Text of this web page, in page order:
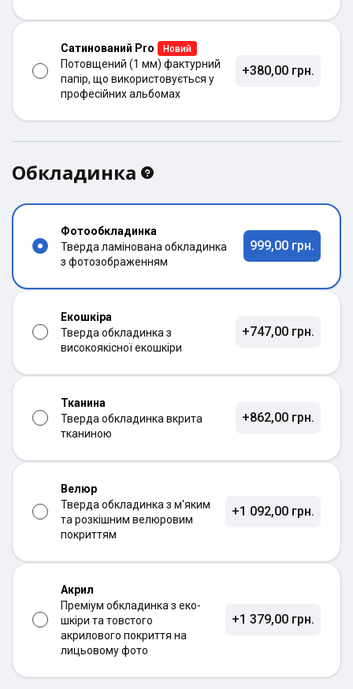
Сатинований Pro Новий
Потовщений (1 мм) фактурний
папір, що використовується у
професійних альбомах
+380,00 грн.
Обкладинка
Фотообкладинка
Тверда ламінована обкладинка
з фотозображенням
999,00 грн.
Екошкіра
Тверда обкладинка з
високоякісної екошкіри
+747,00 грн.
Тканина
Тверда обкладинка вкрита
тканиною
+862,00 грн.
Велюр
Тверда обкладинка з м'яким
та розкішним велюровим
покриттям
+1 092,00 грн.
Акрил
Преміум обкладинка з еко-
шкіри та товстого
акрилового покриття на
лицьовому фото
+1 379,00 грн.